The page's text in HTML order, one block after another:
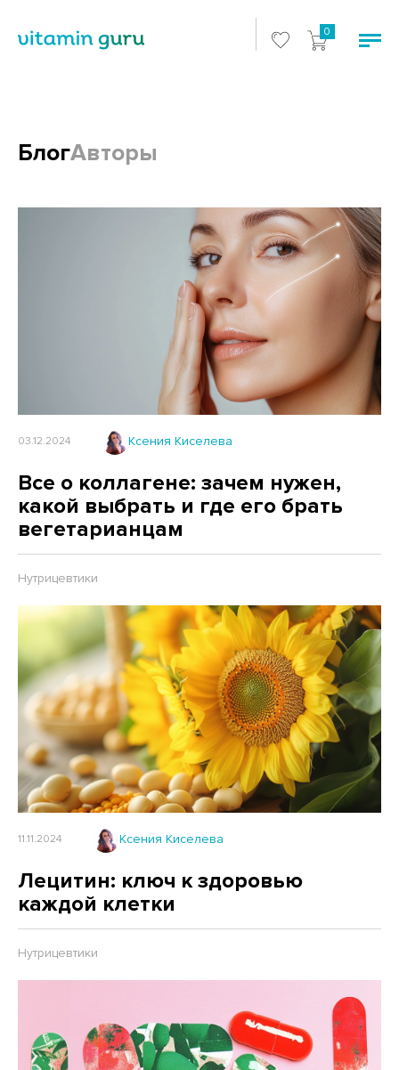
0
БлогАвторы
Блоги и статьи
03.12.2024 Ксения Киселева
Все о коллагене: зачем нужен,
какой выбрать и где его брать
вегетарианцам
Нутрицевтики
11.11.2024 Ксения Киселева
Лецитин: ключ к здоровью
каждой клетки
Нутрицевтики